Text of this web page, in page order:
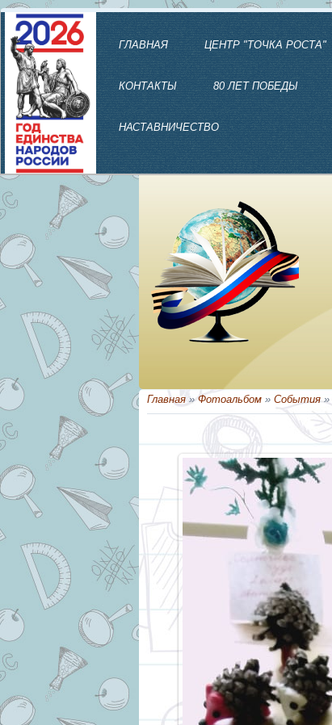
ГЛАВНАЯ ЦЕНТР "ТОЧКА РОСТА"
КОНТАКТЫ 80 ЛЕТ ПОБЕДЫ
НАСТАВНИЧЕСТВО
Главная »Фотоальбом » События »